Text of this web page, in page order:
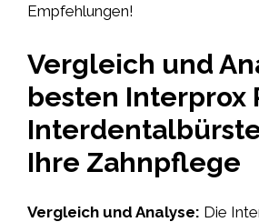
Empfehlungen!
Vergleich und
besten Interprox
Ihre Zahnpflege
Vergleich und Analyse: Die